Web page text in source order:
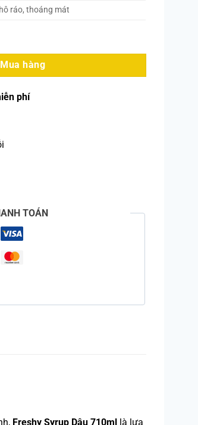
ráo, thoáng mát
Chai/Thùng) số lượng
Mua hàng
phí
TOÁN
Freshy Syrup Dâu 710mllà lựa